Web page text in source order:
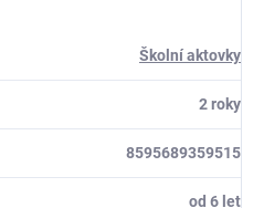
Školní aktovky
2 roky
8595689359515
od 6 let